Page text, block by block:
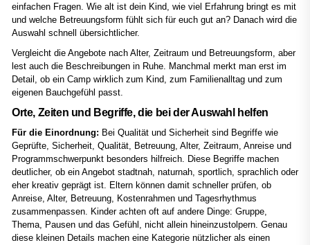
einfachen Fragen. Wie alt ist dein Kind, wie viel Erfahrung bringt es mit
und welche Betreuungsform fühlt sich für euch gut an? Danach wird die
Auswahl schnell übersichtlicher.
Vergleicht die Angebote nach Alter, Zeitraum und Betreuungsform, aber
lest auch die Beschreibungen in Ruhe. Manchmal merkt man erst im
Detail, ob ein Camp wirklich zum Kind, zum Familienalltag und zum
eigenen Bauchgefühl passt.
Orte, Zeiten und Begriffe, die bei der Auswahl helfen
Für die Einordnung: Bei Qualität und Sicherheit sind Begriffe wie
Geprüfte, Sicherheit, Qualität, Betreuung, Alter, Zeitraum, Anreise und
Programmschwerpunkt besonders hilfreich. Diese Begriffe machen
deutlicher, ob ein Angebot stadtnah, naturnah, sportlich, sprachlich oder
eher kreativ geprägt ist. Eltern können damit schneller prüfen, ob
Anreise, Alter, Betreuung, Kostenrahmen und Tagesrhythmus
zusammenpassen. Kinder achten oft auf andere Dinge: Gruppe,
Thema, Pausen und das Gefühl, nicht allein hineinzustolpern. Genau
diese kleinen Details machen eine Kategorie nützlicher als einen